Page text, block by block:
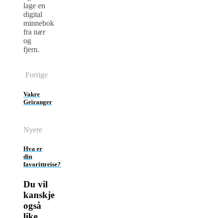
lage en
digital
minnebok
fra nær
og
fjern.
Forrige
Vakre
Geiranger
Nyere
Hva er
din
favorittreise?
Du vil
kanskje
også